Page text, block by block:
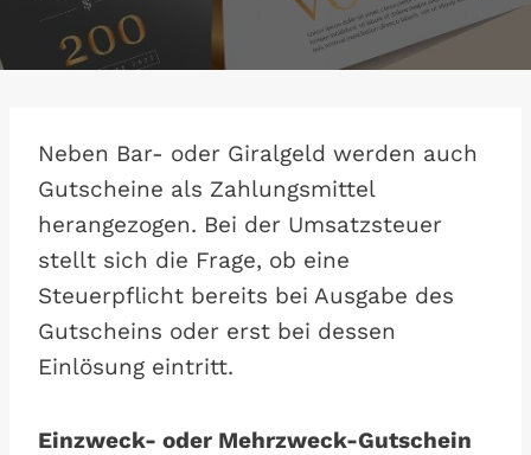
Neben Bar- oder Giralgeld werden auch
Gutscheine als Zahlungsmittel
herangezogen. Bei der Umsatzsteuer
stellt sich die Frage, ob eine
Steuerpflicht bereits bei Ausgabe des
Gutscheins oder erst bei dessen
Einlösung eintritt.
Einzweck- oder Mehrzweck-Gutschein